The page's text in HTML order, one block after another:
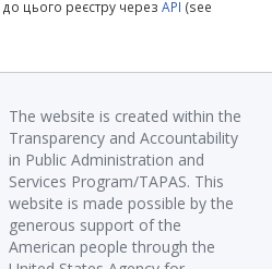
цього реєстру через API (see
The website is created within the
Transparency and Accountability
in Public Administration and
Services Program/TAPAS. This
website is made possible by the
generous support of the
American people through the